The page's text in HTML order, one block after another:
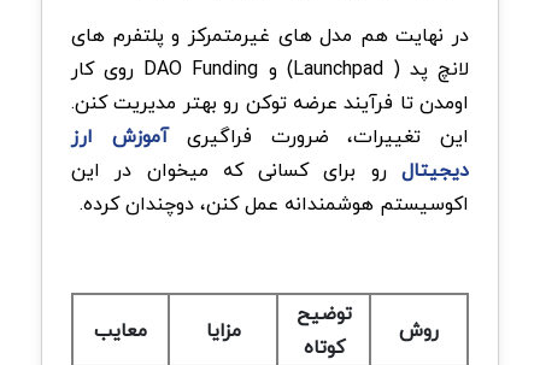
در نهایت هم مدل های غیرمتمرکز و پلتفرم های
لانچ پد ( Launchpad) و DAO Funding روی کار
اومدن تا فرآیند عرضه توکن رو بهتر مدیریت کنن.
این تغییرات، ضرورت فراگیریآموزش ارز
دیجیتال رو برای کسانی که میخوان در این
اکوسیستم هوشمندانه عمل کنن، دوچندان کرده.
روش
توضیح
کوتاه
مزایا معایب